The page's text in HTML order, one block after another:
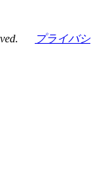
プライバシ